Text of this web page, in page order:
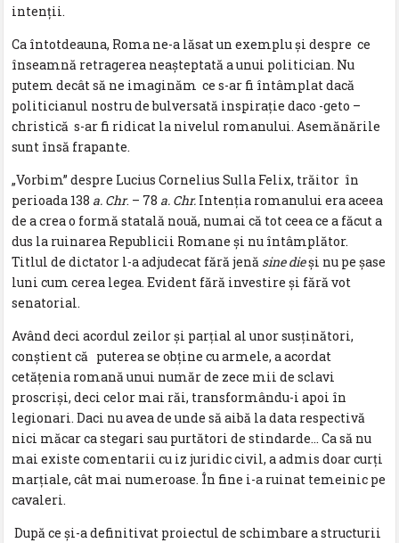
intenții.
Ca întotdeauna, Roma ne-a lăsat un exemplu și despre ce
înseamnă retragerea neașteptată a unui politician. Nu
putem decât să ne imaginăm ce s-ar fi întâmplat dacă
politicianul nostru de bulversată inspirație daco -geto –
christică s-ar fi ridicat la nivelul romanului. Asemănările
sunt însă frapante.
„Vorbim” despre Lucius Cornelius Sulla Felix, trăitor în
perioada 138 a. Chr. – 78 a. Chr. Intenția romanului era aceea
de a crea o formă statală nouă, numai că tot ceea ce a făcut a
dus la ruinarea Republicii Romane și nu întâmplător.
Titlul de dictator l-a adjudecat fără jenă sine dieși nu pe șase
luni cum cerea legea. Evident fără investire și fără vot
senatorial.
Având deci acordul zeilor și parțial al unor susținători,
conștient că puterea se obține cu armele, a acordat
cetățenia romană unui număr de zece mii de sclavi
proscriși, deci celor mai răi, transformându-i apoi în
legionari.Daci nu avea de unde să aibă la data respectivă
nici măcar ca stegari sau purtători de stindarde… Ca să nu
mai existe comentarii cu iz juridic civil, a admis doar curți
marțiale, cât mai numeroase. În fine i-a ruinat temeinic pe
cavaleri.
După ce și-a definitivat proiectul de schimbare a structurii